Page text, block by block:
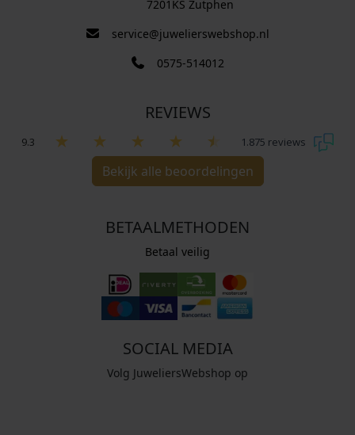
7201KS Zutphen
service@juwelierswebshop.nl
0575-514012
REVIEWS
9.3 1.875 reviews
Bekijk alle beoordelingen
BETAALMETHODEN
Betaal veilig
SOCIAL MEDIA
Volg JuweliersWebshop op